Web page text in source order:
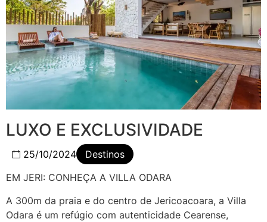
LUXO E EXCLUSIVIDADE
25/10/2024
Destinos
EM JERI: CONHEÇA A VILLA ODARA
A 300m da praia e do centro de Jericoacoara, a Villa
Odara é um refúgio com autenticidade Cearense,